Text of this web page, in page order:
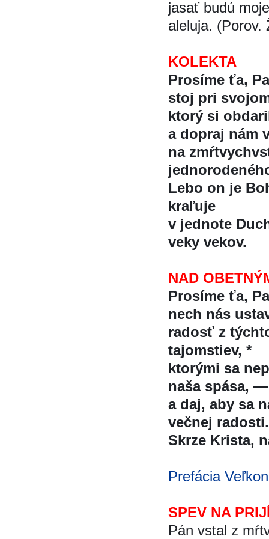
jasať budú
aleluja. (Porov.
KOLEKTA
Prosíme ťa,
stoj pri
ktorý si
a dopraj nám
na
Lebo on je
kraľuje
v jednote
veky vekov.
NAD
Prosíme ťa,
nech nás
radosť z
tajomstiev, *
ktorými sa
naša spása, —
a daj, aby sa
večnej radosti.
Skrze Krista,
Prefácia
SPEV NA
Pán vstal z